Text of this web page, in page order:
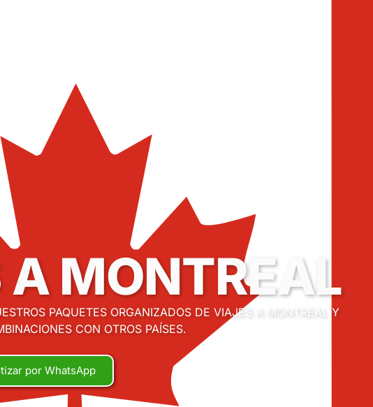
MONTREAL
PAQUETES ORGANIZADOS DE VIAJES A MONTREAL Y
CON OTROS PAÍSES.
por WhatsApp